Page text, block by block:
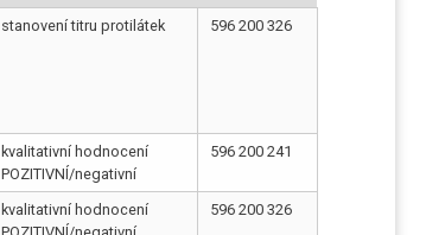
stanovení titru protilátek 596 200 326
kvalitativní hodnocení
POZITIVNÍ/negativní
596 200 241
kvalitativní hodnocení
596 200 326